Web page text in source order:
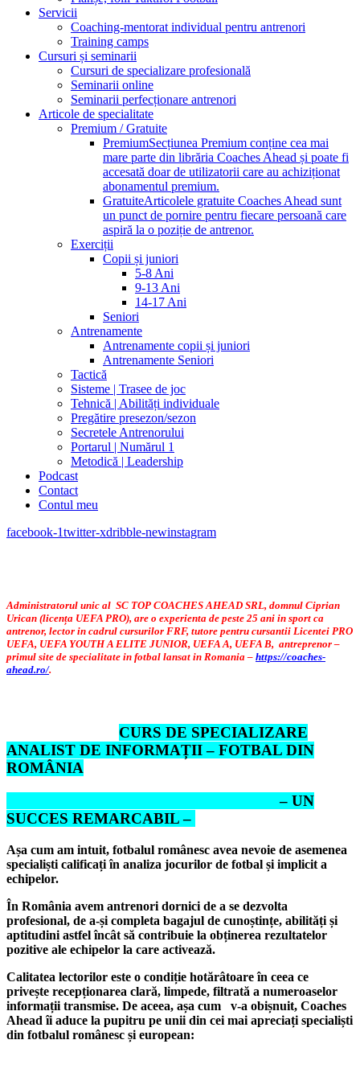
Servicii
Coaching-mentorat individual pentru antrenori
Training camps
Cursuri și seminarii
Cursuri de specializare profesională
Seminarii online
Seminarii perfecționare antrenori
Articole de specialitate
Premium / Gratuite
PremiumSecțiunea Premium conține cea mai
mare parte din librăria Coaches Ahead și poate fi
accesată doar de utilizatorii care au achiziționat
abonamentul premium.
GratuiteArticolele gratuite Coaches Ahead sunt
un punct de pornire pentru fiecare persoană care
aspiră la o poziție de antrenor.
Exerciții
Copii și juniori
5-8 Ani
9-13 Ani
14-17 Ani
Seniori
Antrenamente
Antrenamente copii și juniori
Antrenamente Seniori
Tactică
Sisteme | Trasee de joc
Tehnică | Abilități individuale
Pregătire presezon/sezon
Secretele Antrenorului
Portarul | Numărul 1
Metodică | Leadership
Podcast
Contact
Contul meu
facebook-1twitter-xdribble-newinstagram
Administratorul unic al SC TOP COACHES AHEAD SRL, domnul Ciprian
Urican (licența UEFA PRO), are o experienta de peste 25 ani in sport ca
antrenor, lector in cadrul cursurilor FRF, tutore pentru cursantii Licentei PRO
UEFA, UEFA YOUTH A ELITE JUNIOR, UEFA A, UEFA B, antreprenor –
primul site de specialitate in fotbal lansat in Romania – https://coaches-
ahead.ro/.
CURS DE SPECIALIZARE
ANALIST DE INFORMAȚII – FOTBAL DIN
ROMÂNIA
– UN
SUCCES REMARCABIL –
Așa cum am intuit, fotbalul românesc avea nevoie de asemenea
specialiști calificați în analiza jocurilor de fotbal și implicit a
echipelor.
În România avem antrenori dornici de a se dezvolta
profesional, de a-și completa bagajul de cunoștințe, abilități și
aptitudini astfel încât să contribuie la obținerea rezultatelor
pozitive ale echipelor la care activează.
Calitatea lectorilor este o condiție hotărâtoare în ceea ce
privește recepționarea clară, limpede, filtrată a numeroaselor
informații transmise. De aceea, așa cum v-a obișnuit, Coaches
Ahead îi aduce la pupitru pe unii din cei mai apreciați specialiști
din fotbalul românesc și european: